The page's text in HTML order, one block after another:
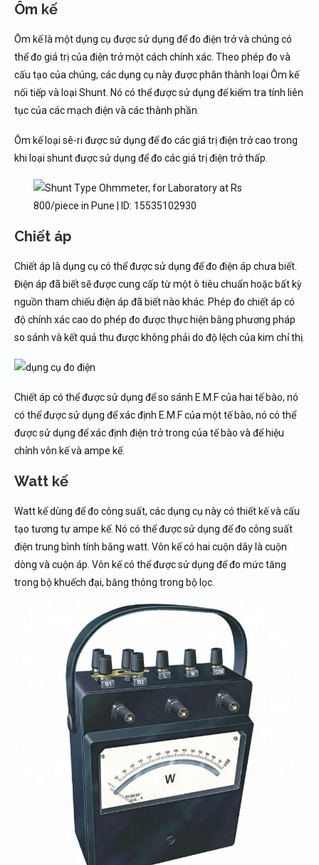
Ôm kế
Ôm kế là một dụng cụ được sử dụng để đo điện trở và chúng có
thể đo giá trị của điện trở một cách chính xác. Theo phép đo và
cấu tạo của chúng, các dụng cụ này được phân thành loại Ôm kế
nối tiếp và loại Shunt. Nó có thể được sử dụng để kiểm tra tính liên
tục của các mạch điện và các thành phần.
Ôm kế loại sê-ri được sử dụng để đo các giá trị điện trở cao trong
khi loại shunt được sử dụng để đo các giá trị điện trở thấp.
Chiết áp
Chiết áp là dụng cụ có thể được sử dụng để đo điện áp chưa biết.
Điện áp đã biết sẽ được cung cấp từ một ô tiêu chuẩn hoặc bất kỳ
nguồn tham chiếu điện áp đã biết nào khác. Phép đo chiết áp có
độ chính xác cao do phép đo được thực hiện bằng phương pháp
so sánh và kết quả thu được không phải do độ lệch của kim chỉ thị.
Chiết áp có thể được sử dụng để so sánh E.M.F của hai tế bào, nó
có thể được sử dụng để xác định E.M.F của một tế bào, nó có thể
được sử dụng để xác định điện trở trong của tế bào và để hiệu
chỉnh vôn kế và ampe kế.
Watt kế
Watt kế dùng để đo công suất, các dụng cụ này có thiết kế và cấu
tạo tương tự ampe kế. Nó có thể được sử dụng để đo công suất
điện trung bình tính bằng watt. Vôn kế có hai cuộn dây là cuộn
dòng và cuộn áp. Vôn kế có thể được sử dụng để đo mức tăng
trong bộ khuếch đại, băng thông trong bộ lọc.